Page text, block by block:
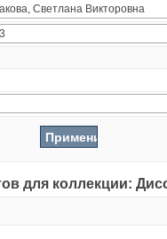
для коллекции: